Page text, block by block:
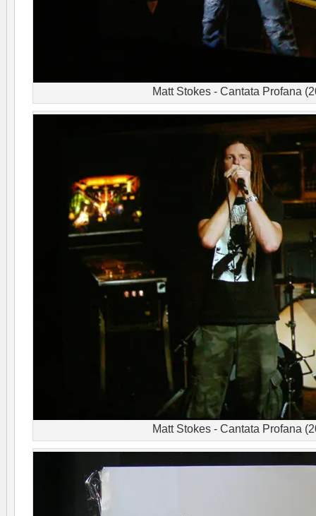
Matt Stokes - Cantata Profana
Matt Stokes - Cantata Profana